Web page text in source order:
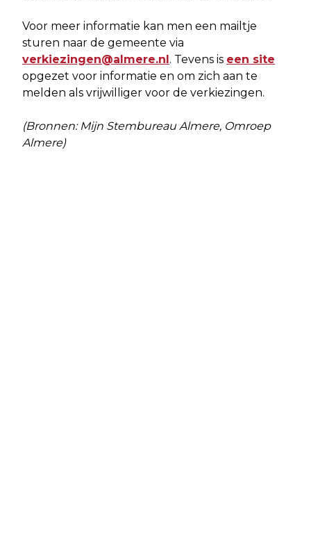
Voor meer informatie kan men een mailtje
sturen naar de gemeente via
verkiezingen@almere.nl. Tevens is een site
opgezet voor informatie en om zich aan te
melden als vrijwilliger voor de verkiezingen.
(Bronnen: Mijn Stembureau Almere, Omroep
Almere)